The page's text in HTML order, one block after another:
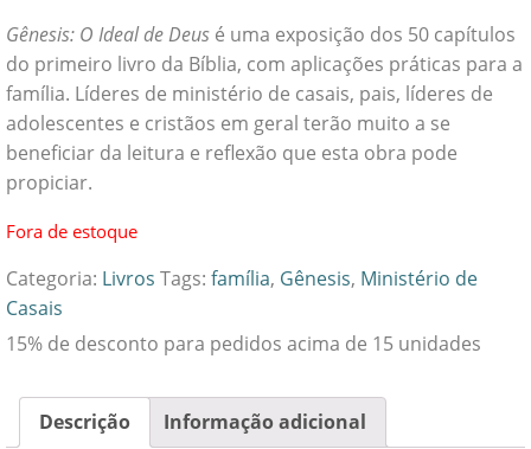
Gênesis: O Ideal de Deus é uma exposição dos 50 capítulos
do primeiro livro da Bíblia, com aplicações práticas para a
família. Líderes de ministério de casais, pais, líderes de
adolescentes e cristãos em geral terão muito a se
beneficiar da leitura e reflexão que esta obra pode
propiciar.
Fora de estoque
Categoria: Livros Tags: família, Gênesis, Ministério de
Casais
15% de desconto para pedidos acima de 15 unidades
Descrição Informação adicional